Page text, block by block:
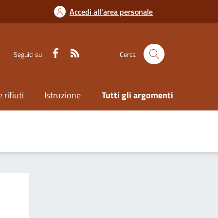
Accedi all'area personale
Seguici su Cerca
rifiuti Istruzione Tutti gli argomenti